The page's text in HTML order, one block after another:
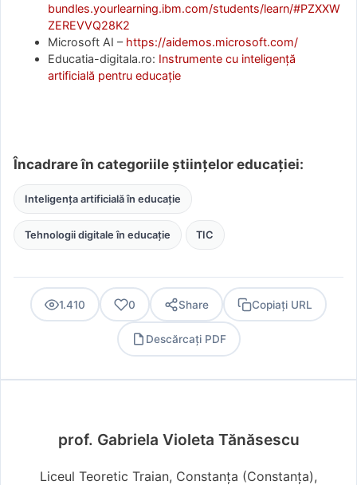
bundles.yourlearning.ibm.com/students/learn/#PZXXW
ZEREVVQ28K2
Microsoft AI – https://aidemos.microsoft.com/
Educatia-digitala.ro: Instrumente cu inteligență
artificială pentru educație
Încadrare în categoriile științelor educației:
Inteligența artificială în educație
Tehnologii digitale în educație TIC
1.410 0 Share Copiați URL
Descărcați PDF
prof. Gabriela Violeta Tănăsescu
Liceul Teoretic Traian, Constanța (Constanţa),